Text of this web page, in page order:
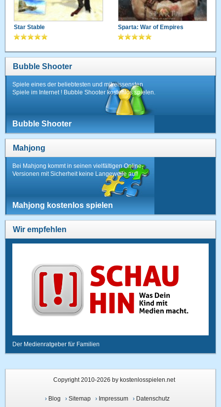
Star Stable Sparta: War of Empires
Bubble Shooter
Spiele eines der beliebtesten und mitreissensten
Spiele im Internet ! Bubble Shooter kostenlos spielen.
Bubble Shooter
Mahjong
Bei Mahjong kommt in seinen vielfältigen Online-
Versionen mit Sicherheit keine Langeweile auf!
Mahjong kostenlos spielen
Wir empfehlen
Der Medienratgeber für Familien
Copyright 2010-2026 by kostenlosspielen.net
› Blog › Sitemap› Impressum› Datenschutz